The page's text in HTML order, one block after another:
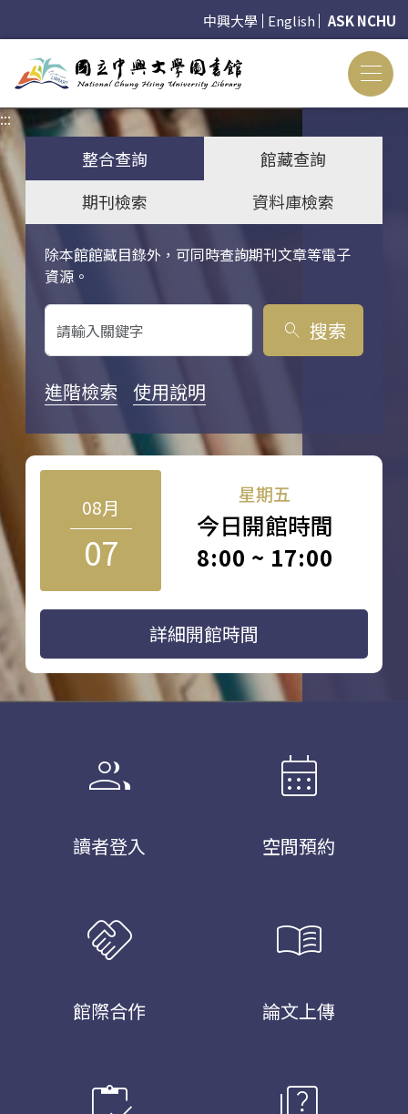
中興大學 English ASK NCHU
:::
整合查詢
館藏查詢
期刊檢索
資料庫檢索
除本館館藏目錄外，可同時查詢期刊文章等電子
資源。
關鍵字搜尋
search 搜索
進階檢索 使用說明
08月
07
星期五
今日開館時間
8:00 ~ 17:00
詳細開館時間
group
讀者登入
calendar_month
空間預約
handshake
館際合作
menu_book
論文上傳